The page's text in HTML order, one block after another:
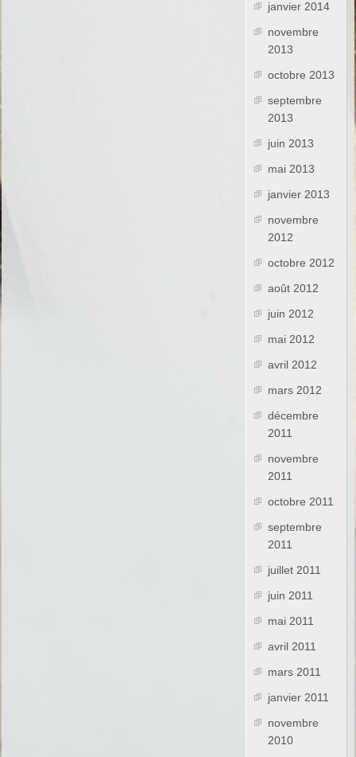
janvier 2014
novembre
2013
octobre 2013
septembre
2013
juin 2013
mai 2013
janvier 2013
novembre
2012
octobre 2012
août 2012
juin 2012
mai 2012
avril 2012
mars 2012
décembre
2011
novembre
2011
octobre 2011
septembre
2011
juillet 2011
juin 2011
mai 2011
avril 2011
mars 2011
janvier 2011
novembre
2010